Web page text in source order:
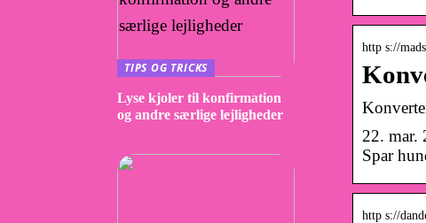
http s://
22. mar.
Spar
http s://
TIPS OG TRICKS
Lyse kjoler til konfirmation
og andre særlige lejligheder